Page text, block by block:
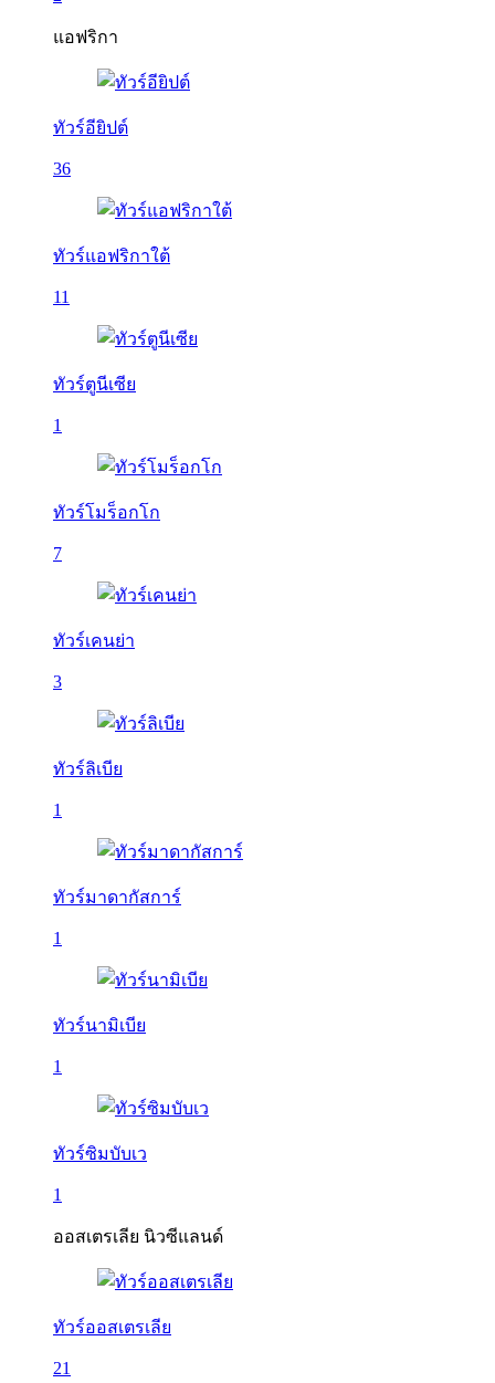
แอฟริกา
ทัวร์อียิปต์
36
ทัวร์แอฟริกาใต้
11
ทัวร์ตูนีเซีย
1
ทัวร์โมร็อกโก
7
ทัวร์เคนย่า
3
ทัวร์ลิเบีย
1
ทัวร์มาดากัสการ์
1
ทัวร์นามิเบีย
1
ทัวร์ซิมบับเว
1
ออสเตรเลีย นิวซีแลนด์
ทัวร์ออสเตรเลีย
21